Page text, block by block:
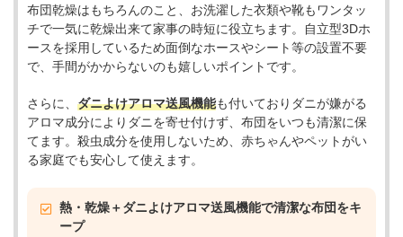
布団乾燥はもちろんのこと、お洗濯した衣類や靴もワンタッ
チで一気に乾燥出来て家事の時短に役立ちます。自立型3Dホ
ースを採用しているため面倒なホースやシート等の設置不要
で、手間がかからないのも嬉しいポイントです。
さらに、 ダニよけアロマ送風機能も付いておりダニが嫌がる
アロマ成分によりダニを寄せ付けず、布団をいつも清潔に保
てます。殺虫成分を使用しないため、赤ちゃんやペットがい
る家庭でも安心して使えます。
熱・乾燥＋ダニよけアロマ送風機能で清潔な布団をキ
ープ